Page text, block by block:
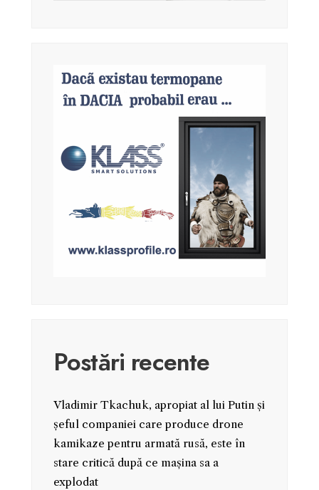
Postări recente
Vladimir Tkachuk, apropiat al lui Putin și
șeful companiei care produce drone
kamikaze pentru armată rusă, este în
stare critică după ce mașina sa a
explodat